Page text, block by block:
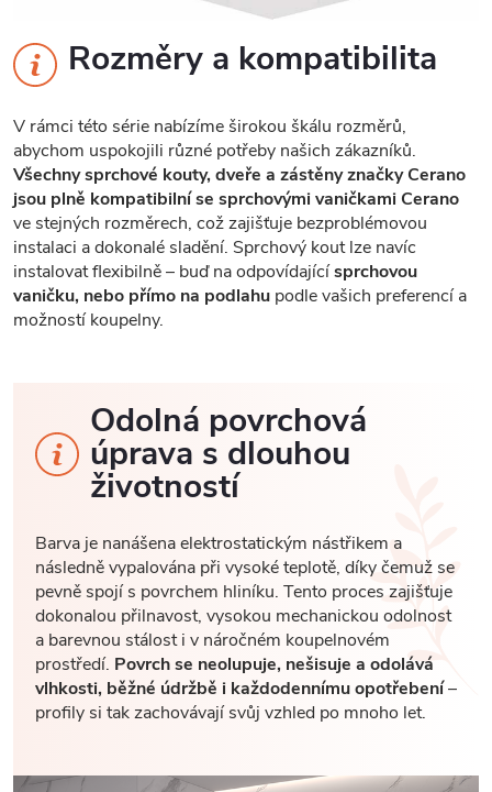
Rozměry a kompatibilita
V rámci této série nabízíme širokou škálu rozměrů,
abychom uspokojili různé potřeby našich zákazníků.
Všechny sprchové kouty, dveře a zástěny značky Cerano
jsou plně kompatibilní se sprchovými vaničkami Cerano
ve stejných rozměrech, což zajišťuje bezproblémovou
instalaci a dokonalé sladění. Sprchový kout lze navíc
instalovat flexibilně – buď na odpovídajícísprchovou
vaničku, nebo přímo na podlahu podle vašich preferencí a
možností koupelny.
Odolná povrchová
úprava s dlouhou
životností
Barva je nanášena elektrostatickým nástřikem a
následně vypalována při vysoké teplotě, díky čemuž se
pevně spojí s povrchem hliníku. Tento proces zajišťuje
dokonalou přilnavost, vysokou mechanickou odolnost
a barevnou stálost i v náročném koupelnovém
prostředí. Povrch se neolupuje, nešisuje a odolává
vlhkosti, běžné údržbě i každodennímu opotřebení–
profily si tak zachovávají svůj vzhled po mnoho let.